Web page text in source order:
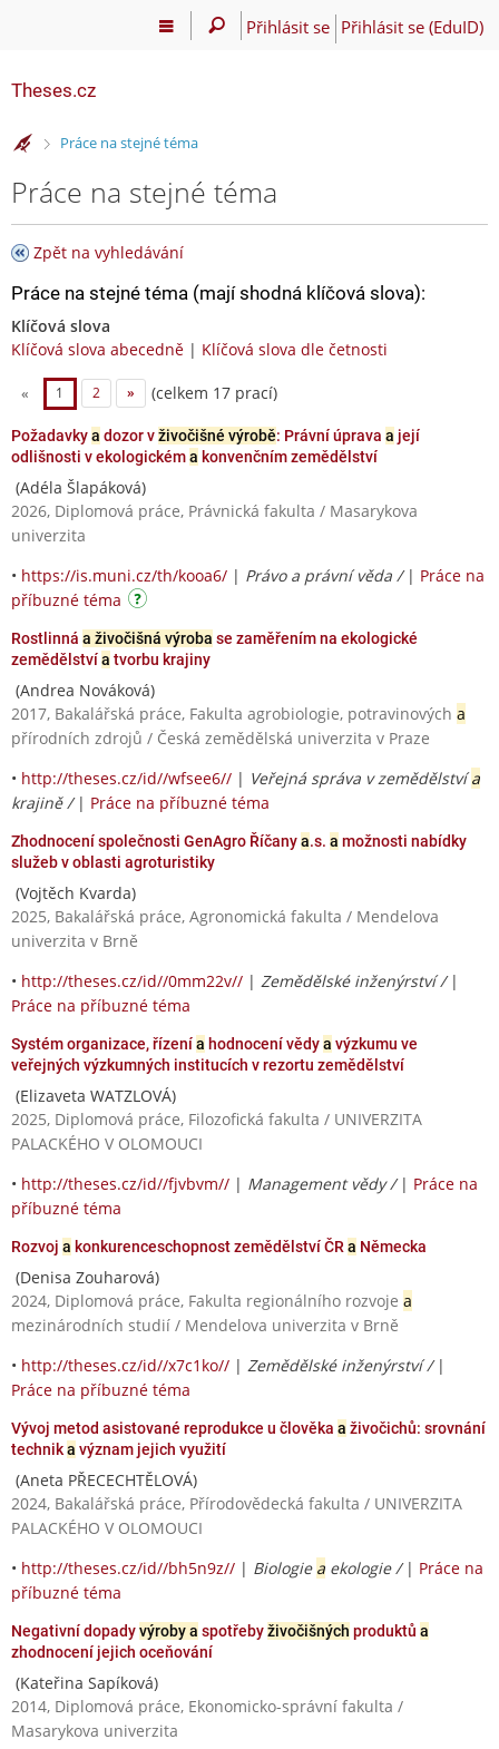
Přihlásit se Přihlásit se (EduID)
Theses.cz
>Práce na stejné téma
Práce na stejné téma
Zpět na vyhledávání
Práce na stejné téma (mají shodná klíčová slova):
Klíčová slova
Klíčová slova abecedně | Klíčová slova dle četnosti
« 1 2 » (celkem 17 prací)
Požadavkya dozor vživočišné výrobě: Právní úprava a její
odlišnosti v ekologickéma konvenčním zemědělství
(Adéla Šlapáková)
2026, Diplomová práce, Právnická fakulta / Masarykova
univerzita
• https://is.muni.cz/th/kooa6/ | Právo a právní věda / | Práce na
příbuzné téma
Rostlinná a živočišná výroba se zaměřením na ekologické
zemědělstvía tvorbu krajiny
(Andrea Nováková)
2017, Bakalářská práce, Fakulta agrobiologie, potravinových a
přírodních zdrojů / Česká zemědělská univerzita v Praze
• http://theses.cz/id//wfsee6// | Veřejná správa v zemědělstvía
krajině / | Práce na příbuzné téma
Zhodnocení společnosti GenAgro Říčanya.s. a možnosti nabídky
služeb v oblasti agroturistiky
(Vojtěch Kvarda)
2025, Bakalářská práce, Agronomická fakulta / Mendelova
univerzita v Brně
• http://theses.cz/id//0mm22v// | Zemědělské inženýrství / |
Práce na příbuzné téma
Systém organizace, řízenía hodnocení vědya výzkumu ve
veřejných výzkumných institucích v rezortu zemědělství
(Elizaveta WATZLOVÁ)
2025, Diplomová práce, Filozofická fakulta / UNIVERZITA
PALACKÉHO V OLOMOUCI
• http://theses.cz/id//fjvbvm// | Management vědy / | Práce na
příbuzné téma
Rozvoj a konkurenceschopnost zemědělství ČR a Německa
(Denisa Zouharová)
2024, Diplomová práce, Fakulta regionálního rozvoje a
mezinárodních studií / Mendelova univerzita v Brně
• http://theses.cz/id//x7c1ko// | Zemědělské inženýrství / |
Práce na příbuzné téma
Vývoj metod asistované reprodukce u člověka a živočichů: srovnání
technika význam jejich využití
(Aneta PŘECECHTĚLOVÁ)
2024, Bakalářská práce, Přírodovědecká fakulta / UNIVERZITA
PALACKÉHO V OLOMOUCI
• http://theses.cz/id//bh5n9z// | Biologie a ekologie / | Práce na
příbuzné téma
Negativní dopadyvýroby a spotřebyživočišných produktů a
zhodnocení jejich oceňování
(Kateřina Sapíková)
2014, Diplomová práce, Ekonomicko-správní fakulta /
Masarykova univerzita